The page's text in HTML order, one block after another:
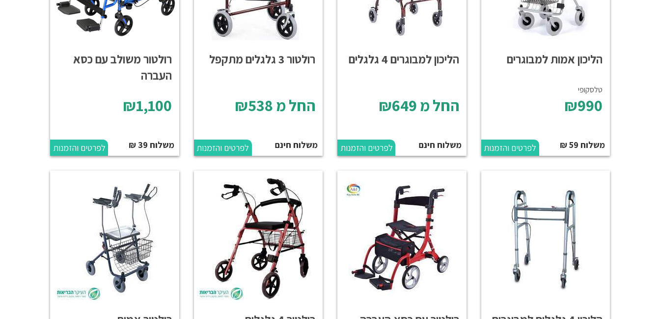
הליכון אמות למבוגרים
טלסקופי
₪990
משלוח 59 ₪ לפרטים והזמנות
הליכון למבוגרים 4 גלגלים
החל מ
משלוח חינם לפרטים והזמנות
רולטור 3 גלגלים מתקפל
החל מ
משלוח חינם לפרטים והזמנות
רולטור משולב עם כסא
העברה
₪1,100
משלוח 39 ₪ לפרטים והזמנות